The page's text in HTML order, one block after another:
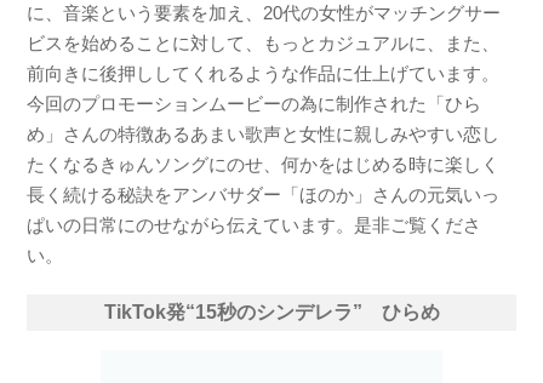
に、音楽という要素を加え、20代の女性がマッチングサー
ビスを始めることに対して、もっとカジュアルに、また、
前向きに後押ししてくれるような作品に仕上げています。
今回のプロモーションムービーの為に制作された「ひら
め」さんの特徴あるあまい歌声と女性に親しみやすい恋し
たくなるきゅんソングにのせ、何かをはじめる時に楽しく
長く続ける秘訣をアンバサダー「ほのか」さんの元気いっ
ぱいの日常にのせながら伝えています。是非ご覧くださ
い。
TikTok発“15秒のシンデレラ” ひらめ